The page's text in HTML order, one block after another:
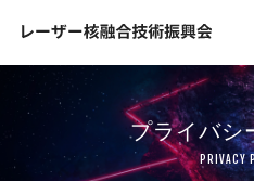
プライバシ
PRIVACY